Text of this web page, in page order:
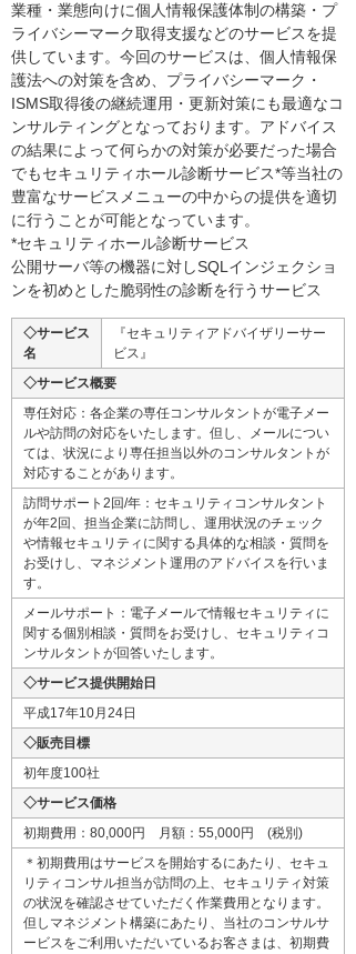
業種・業態向けに個人情報保護体制の構築・プ
ライバシーマーク取得支援などのサービスを提
供しています。今回のサービスは、個人情報保
護法への対策を含め、プライバシーマーク・
ISMS取得後の継続運用・更新対策にも最適なコ
ンサルティングとなっております。アドバイス
の結果によって何らかの対策が必要だった場合
でもセキュリティホール診断サービス*等当社の
豊富なサービスメニューの中からの提供を適切
に行うことが可能となっています。
*セキュリティホール診断サービス
公開サーバ等の機器に対しSQLインジェクショ
ンを初めとした脆弱性の診断を行うサービス
◇サービス
名
『セキュリティアドバイザリーサー
ビス』
◇サービス概要
専任対応：各企業の専任コンサルタントが電子メー
ルや訪問の対応をいたします。但し、メールについ
ては、状況により専任担当以外のコンサルタントが
対応することがあります。
訪問サポート2回/年：セキュリティコンサルタント
が年2回、担当企業に訪問し、運用状況のチェック
や情報セキュリティに関する具体的な相談・質問を
お受けし、マネジメント運用のアドバイスを行いま
す。
メールサポート：電子メールで情報セキュリティに
関する個別相談・質問をお受けし、セキュリティコ
ンサルタントが回答いたします。
◇サービス提供開始日
平成17年10月24日
◇販売目標
初年度100社
◇サービス価格
初期費用：80,000円 月額：55,000円 (税別)
＊初期費用はサービスを開始するにあたり、セキュ
リティコンサル担当が訪問の上、セキュリティ対策
の状況を確認させていただく作業費用となります。
但しマネジメント構築にあたり、当社のコンサルサ
ービスをご利用いただいているお客さまは、初期費